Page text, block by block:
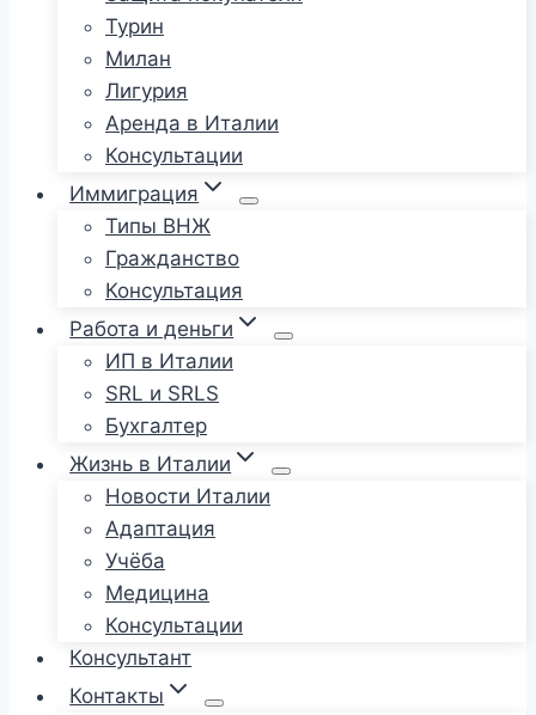
Турин
Милан
Лигурия
Аренда в Италии
Консультации
Иммиграция
Типы ВНЖ
Гражданство
Консультация
Работа и деньги
ИП в Италии
SRL и SRLS
Бухгалтер
Жизнь в Италии
Новости Италии
Адаптация
Учёба
Медицина
Консультации
Консультант
Контакты